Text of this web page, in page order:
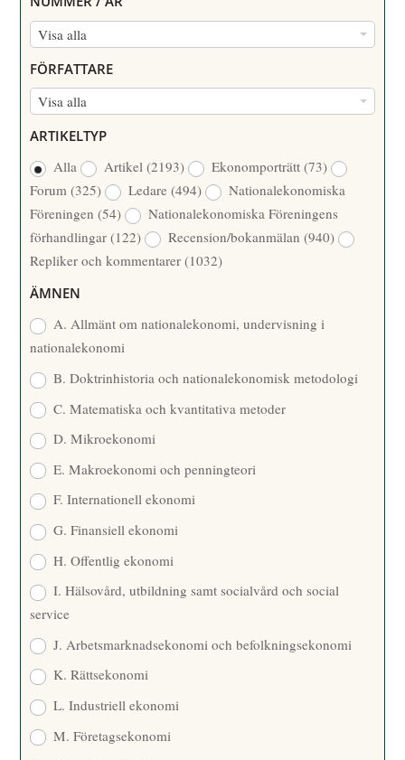
Visa alla
N
M
M
/
Å
R
FÖRFATTARE
Visa alla
R
F
A
T
T
A
R
ARTIKELTYP
Alla
Artikel(2193) Ekonomporträtt(73)
Forum(325) Ledare(494)
Nationalekonomiska
Föreningen(54)
Nationalekonomiska Föreningens
förhandlingar(122) Recension/bokanmälan(940)
Repliker och kommentarer(1032)
ÄMNEN
A. Allmänt om nationalekonomi, undervisning i
nationalekonomi
B. Doktrinhistoria och nationalekonomisk metodologi
C. Matematiska och kvantitativa metoder
D. Mikroekonomi
E. Makroekonomi och penningteori
F. Internationell ekonomi
G. Finansiell ekonomi
H. Offentlig ekonomi
I. Hälsovård, utbildning samt socialvård och social
service
J. Arbetsmarknadsekonomi och befolkningsekonomi
K. Rättsekonomi
L. Industriell ekonomi
M. Företagsekonomi